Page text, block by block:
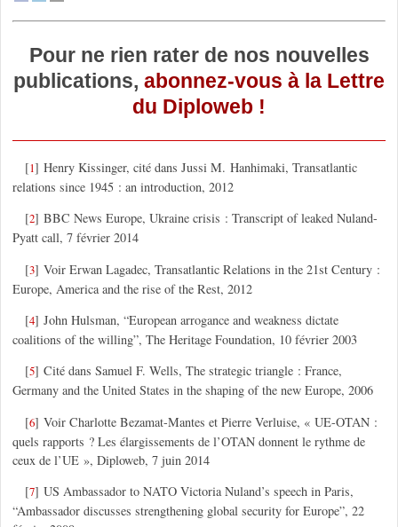
Pour ne rien rater de nos nouvelles
publications, abonnez-vous à la Lettre
du Diploweb !
[1]Henry Kissinger, cité dans Jussi M. Hanhimaki, Transatlantic
relations since 1945 : an introduction, 2012
[2]BBC News Europe, Ukraine crisis : Transcript of leaked Nuland-
Pyatt call, 7 février 2014
[3]Voir Erwan Lagadec, Transatlantic Relations in the 21st Century :
Europe, America and the rise of the Rest, 2012
[4]John Hulsman, “European arrogance and weakness dictate
coalitions of the willing”, The Heritage Foundation, 10 février 2003
[5]Cité dans Samuel F. Wells, The strategic triangle : France,
Germany and the United States in the shaping of the new Europe, 2006
[6]Voir Charlotte Bezamat-Mantes et Pierre Verluise, « UE-OTAN :
quels rapports ? Les élargissements de l’OTAN donnent le rythme de
ceux de l’UE », Diploweb, 7 juin 2014
[7]US Ambassador to NATO Victoria Nuland’s speech in Paris,
“Ambassador discusses strengthening global security for Europe”, 22